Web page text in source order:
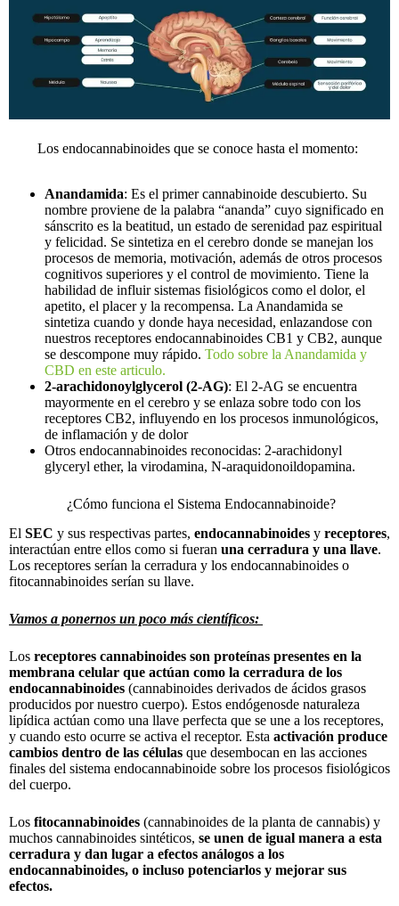
Los endocannabinoides que se conoce hasta el momento:
Anandamida: Es el primer cannabinoide descubierto. Su
nombre proviene de la palabra “ananda” cuyo significado en
sánscrito es la beatitud, un estado de serenidad paz espiritual
y felicidad. Se sintetiza en el cerebro donde se manejan los
procesos de memoria, motivación, además de otros procesos
cognitivos superiores y el control de movimiento. Tiene la
habilidad de influir sistemas fisiológicos como el dolor, el
apetito, el placer y la recompensa. La Anandamida se
sintetiza cuando y donde haya necesidad, enlazandose con
nuestros receptores endocannabinoides CB1 y CB2, aunque
se descompone muy rápido. Todo sobre la Anandamida y
CBD en este articulo.
2-arachidonoylglycerol (2-AG): El 2-AG se encuentra
mayormente en el cerebro y se enlaza sobre todo con los
receptores CB2, influyendo en los procesos inmunológicos,
de inflamación y de dolor
Otros endocannabinoides reconocidas: 2-arachidonyl
glyceryl ether, la virodamina, N-araquidonoildopamina.
¿Cómo funciona el Sistema Endocannabinoide?
El SEC y sus respectivas partes, endocannabinoides y receptores,
interactúan entre ellos como si fueran una cerradura y una llave.
Los receptores serían la cerradura y los endocannabinoides o
fitocannabinoides serían su llave.
Vamos a ponernos un poco más científicos:
Los receptores cannabinoides son proteínas presentes en la
membrana celular que actúan como la cerradura de los
endocannabinoides (cannabinoides derivados de ácidos grasos
producidos por nuestro cuerpo). Estos endógenosde naturaleza
lipídica actúan como una llave perfecta que se une a los receptores,
y cuando esto ocurre se activa el receptor. Esta activación produce
cambios dentro de las células que desembocan en las acciones
finales del sistema endocannabinoide sobre los procesos fisiológicos
del cuerpo.
Los fitocannabinoides (cannabinoides de la planta de cannabis) y
muchos cannabinoides sintéticos, se unen de igual manera a esta
cerradura y dan lugar a efectos análogos a los
endocannabinoides, o incluso potenciarlos y mejorar sus
efectos.